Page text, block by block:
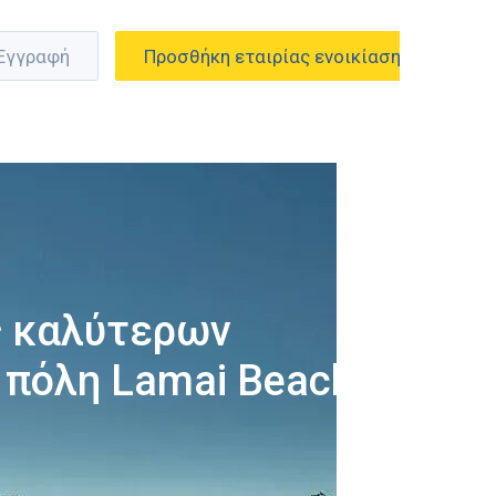
Προσθήκη εταιρίας ενοικίασης
καλύτερων
Lamai Beach